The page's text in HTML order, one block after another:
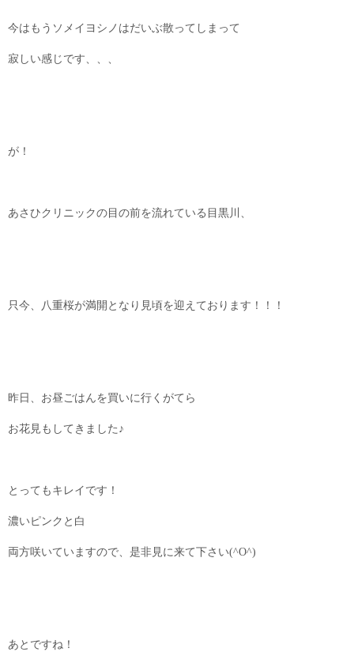
今はもうソメイヨシノはだいぶ散ってしまって
寂しい感じです、、、
が！
あさひクリニックの目の前を流れている目黒川、
只今、八重桜が満開となり見頃を迎えております！！！
昨日、お昼ごはんを買いに行くがてら
お花見もしてきました♪
とってもキレイです！
濃いピンクと白
両方咲いていますので、是非見に来て下さい(^O^)
あとですね！